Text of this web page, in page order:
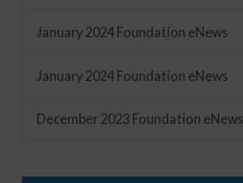
January 2024 Foundation eNews
January 2024 Foundation eNews
December 2023 Foundation eNews